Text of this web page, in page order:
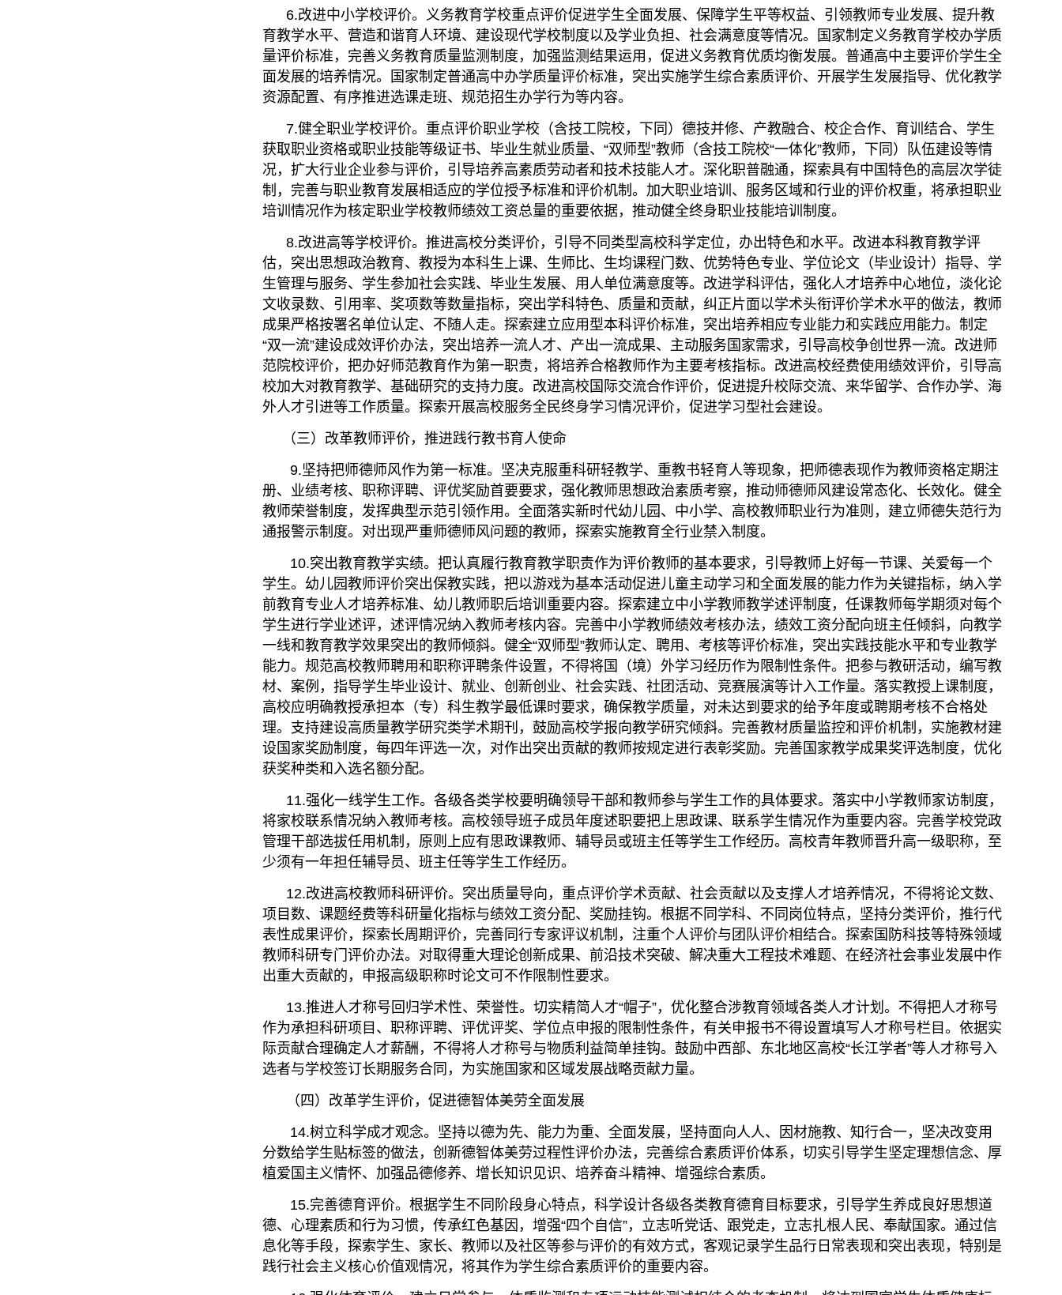
6.改进中小学校评价。义务教育学校重点评价促进学生全面发展、保障学生平等权益、引领教师专业发展、提升教
育教学水平、营造和谐育人环境、建设现代学校制度以及学业负担、社会满意度等情况。国家制定义务教育学校办学质
量评价标准，完善义务教育质量监测制度，加强监测结果运用，促进义务教育优质均衡发展。普通高中主要评价学生全
面发展的培养情况。国家制定普通高中办学质量评价标准，突出实施学生综合素质评价、开展学生发展指导、优化教学
资源配置、有序推进选课走班、规范招生办学行为等内容。
7.健全职业学校评价。重点评价职业学校（含技工院校，下同）德技并修、产教融合、校企合作、育训结合、学生
获取职业资格或职业技能等级证书、毕业生就业质量、“双师型”教师（含技工院校“一体化”教师，下同）队伍建设等情
况，扩大行业企业参与评价，引导培养高素质劳动者和技术技能人才。深化职普融通，探索具有中国特色的高层次学徒
制，完善与职业教育发展相适应的学位授予标准和评价机制。加大职业培训、服务区域和行业的评价权重，将承担职业
培训情况作为核定职业学校教师绩效工资总量的重要依据，推动健全终身职业技能培训制度。
8.改进高等学校评价。推进高校分类评价，引导不同类型高校科学定位，办出特色和水平。改进本科教育教学评
估，突出思想政治教育、教授为本科生上课、生师比、生均课程门数、优势特色专业、学位论文（毕业设计）指导、学
生管理与服务、学生参加社会实践、毕业生发展、用人单位满意度等。改进学科评估，强化人才培养中心地位，淡化论
文收录数、引用率、奖项数等数量指标，突出学科特色、质量和贡献，纠正片面以学术头衔评价学术水平的做法，教师
成果严格按署名单位认定、不随人走。探索建立应用型本科评价标准，突出培养相应专业能力和实践应用能力。制定
“双一流”建设成效评价办法，突出培养一流人才、产出一流成果、主动服务国家需求，引导高校争创世界一流。改进师
范院校评价，把办好师范教育作为第一职责，将培养合格教师作为主要考核指标。改进高校经费使用绩效评价，引导高
校加大对教育教学、基础研究的支持力度。改进高校国际交流合作评价，促进提升校际交流、来华留学、合作办学、海
外人才引进等工作质量。探索开展高校服务全民终身学习情况评价，促进学习型社会建设。
（三）改革教师评价，推进践行教书育人使命
9.坚持把师德师风作为第一标准。坚决克服重科研轻教学、重教书轻育人等现象，把师德表现作为教师资格定期注
册、业绩考核、职称评聘、评优奖励首要要求，强化教师思想政治素质考察，推动师德师风建设常态化、长效化。健全
教师荣誉制度，发挥典型示范引领作用。全面落实新时代幼儿园、中小学、高校教师职业行为准则，建立师德失范行为
通报警示制度。对出现严重师德师风问题的教师，探索实施教育全行业禁入制度。
10.突出教育教学实绩。把认真履行教育教学职责作为评价教师的基本要求，引导教师上好每一节课、关爱每一个
学生。幼儿园教师评价突出保教实践，把以游戏为基本活动促进儿童主动学习和全面发展的能力作为关键指标，纳入学
前教育专业人才培养标准、幼儿教师职后培训重要内容。探索建立中小学教师教学述评制度，任课教师每学期须对每个
学生进行学业述评，述评情况纳入教师考核内容。完善中小学教师绩效考核办法，绩效工资分配向班主任倾斜，向教学
一线和教育教学效果突出的教师倾斜。健全“双师型”教师认定、聘用、考核等评价标准，突出实践技能水平和专业教学
能力。规范高校教师聘用和职称评聘条件设置，不得将国（境）外学习经历作为限制性条件。把参与教研活动，编写教
材、案例，指导学生毕业设计、就业、创新创业、社会实践、社团活动、竞赛展演等计入工作量。落实教授上课制度，
高校应明确教授承担本（专）科生教学最低课时要求，确保教学质量，对未达到要求的给予年度或聘期考核不合格处
理。支持建设高质量教学研究类学术期刊，鼓励高校学报向教学研究倾斜。完善教材质量监控和评价机制，实施教材建
设国家奖励制度，每四年评选一次，对作出突出贡献的教师按规定进行表彰奖励。完善国家教学成果奖评选制度，优化
获奖种类和入选名额分配。
11.强化一线学生工作。各级各类学校要明确领导干部和教师参与学生工作的具体要求。落实中小学教师家访制度，
将家校联系情况纳入教师考核。高校领导班子成员年度述职要把上思政课、联系学生情况作为重要内容。完善学校党政
管理干部选拔任用机制，原则上应有思政课教师、辅导员或班主任等学生工作经历。高校青年教师晋升高一级职称，至
少须有一年担任辅导员、班主任等学生工作经历。
12.改进高校教师科研评价。突出质量导向，重点评价学术贡献、社会贡献以及支撑人才培养情况，不得将论文数、
项目数、课题经费等科研量化指标与绩效工资分配、奖励挂钩。根据不同学科、不同岗位特点，坚持分类评价，推行代
表性成果评价，探索长周期评价，完善同行专家评议机制，注重个人评价与团队评价相结合。探索国防科技等特殊领域
教师科研专门评价办法。对取得重大理论创新成果、前沿技术突破、解决重大工程技术难题、在经济社会事业发展中作
出重大贡献的，申报高级职称时论文可不作限制性要求。
13.推进人才称号回归学术性、荣誉性。切实精简人才“帽子”，优化整合涉教育领域各类人才计划。不得把人才称号
作为承担科研项目、职称评聘、评优评奖、学位点申报的限制性条件，有关申报书不得设置填写人才称号栏目。依据实
际贡献合理确定人才薪酬，不得将人才称号与物质利益简单挂钩。鼓励中西部、东北地区高校“长江学者”等人才称号入
选者与学校签订长期服务合同，为实施国家和区域发展战略贡献力量。
（四）改革学生评价，促进德智体美劳全面发展
14.树立科学成才观念。坚持以德为先、能力为重、全面发展，坚持面向人人、因材施教、知行合一，坚决改变用
分数给学生贴标签的做法，创新德智体美劳过程性评价办法，完善综合素质评价体系，切实引导学生坚定理想信念、厚
植爱国主义情怀、加强品德修养、增长知识见识、培养奋斗精神、增强综合素质。
15.完善德育评价。根据学生不同阶段身心特点，科学设计各级各类教育德育目标要求，引导学生养成良好思想道
德、心理素质和行为习惯，传承红色基因，增强“四个自信”，立志听党话、跟党走，立志扎根人民、奉献国家。通过信
息化等手段，探索学生、家长、教师以及社区等参与评价的有效方式，客观记录学生品行日常表现和突出表现，特别是
践行社会主义核心价值观情况，将其作为学生综合素质评价的重要内容。